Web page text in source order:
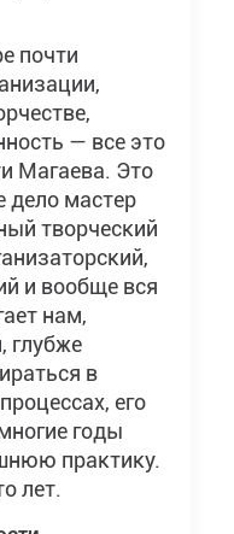
почти
— все это
Магаева. Это
дело мастер
творческий
и вообще вся
нам,
глубже
в
его
годы
практику.
лет.